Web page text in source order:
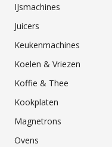
IJsmachines
Juicers
Keukenmachines
Koelen & Vriezen
Koffie & Thee
Kookplaten
Magnetrons
Ovens